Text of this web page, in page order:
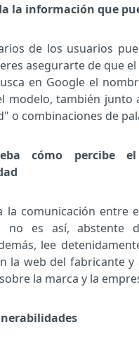
la información que
de los usuarios
asegurarte de que
en Google el
modelo, también junto
o combinaciones de
cómo percibe
la comunicación entre
no es así, abstente
lee
la web del fabricante
la marca y la